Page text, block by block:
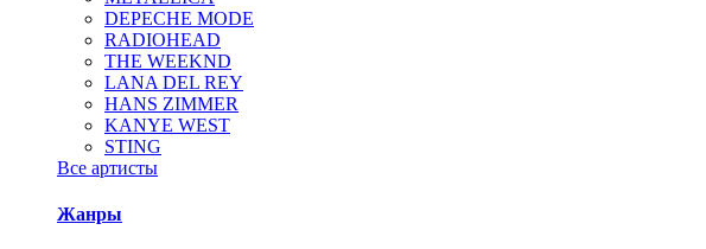
DEPECHE MODE
RADIOHEAD
THE WEEKND
LANA DEL REY
HANS ZIMMER
KANYE WEST
STING
Все артисты
Жанры